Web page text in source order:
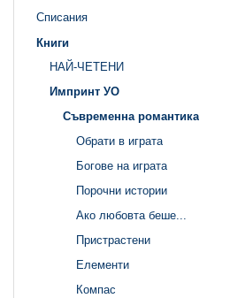
Списания
Книги
НАЙ-ЧЕТЕНИ
Импринт УО
Съвременна романтика
Обрати в играта
Богове на играта
Порочни истории
Ако любовта беше...
Пристрастени
Елементи
Компас